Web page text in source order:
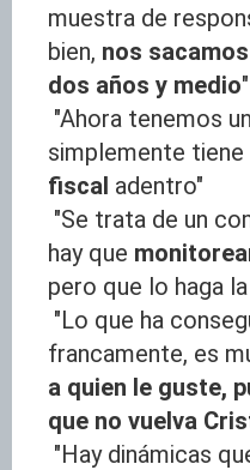
muestra de
bien, nos
dos años y medio"
"Ahora tenemos
simplemente tiene
fiscal adentro"
"Se trata de un
hay que
pero que lo haga
"Lo que ha
francamente, es
a quien le guste,
que no vuelva
"Hay dinámicas